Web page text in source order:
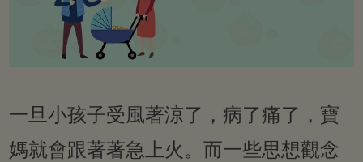
一旦小孩子受風著涼了，病了痛了，寶
媽就會跟著著急上火。而一些思想觀念